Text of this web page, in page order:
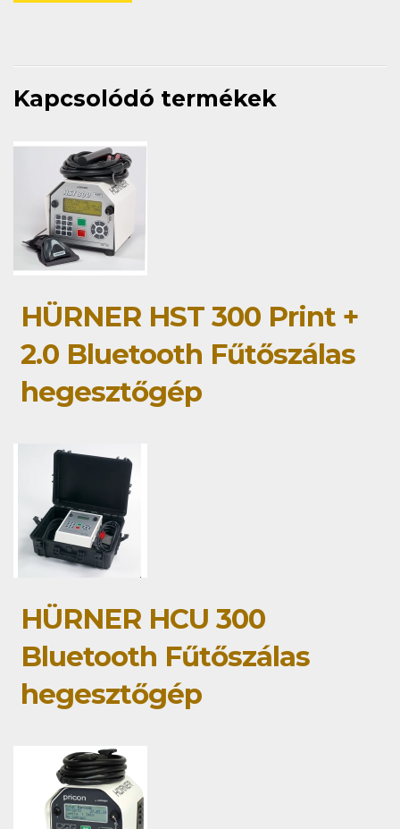
Kapcsolódó termékek
HÜRNER HST 300 Print +
2.0 Bluetooth Fűtőszálas
hegesztőgép
HÜRNER HCU 300
Bluetooth Fűtőszálas
hegesztőgép